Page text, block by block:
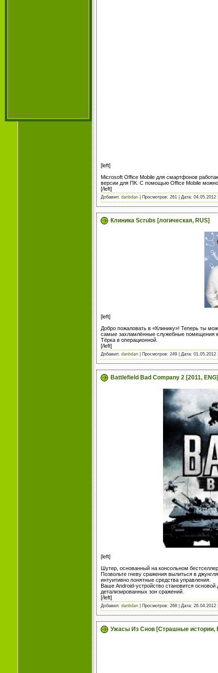
[left]
Microsoft Office Mobile для смартфонов
версии для ПК. С помощью Office Mobile можно
[/left]
Добавил: danbdan | Просмотров: 261 | Дата: 04.05.2012
Клиника Scrubs [логическая, RUS]
[left]
Добро пожаловать в «Клинику»! Теперь ты
самые захламлённые служебные помещения
Тёрка в операционной.
[/left]
Добавил: danbdan | Просмотров: 249 | Дата: 01.05.2012
Battlefield Bad Company 2 [2011, ENG]
[left]
Шутер, основанный на консольном
Позвольте гневу сражения вылиться в
интуитивно понятные средства управления.
Ваше Android-устройство становится
детализированных зон сражений.
[/left]
Добавил: danbdan | Просмотров: 268 | Дата: 26.04.2012
Ужасы Из Снов [Страшные истории,